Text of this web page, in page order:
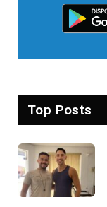
Top Posts